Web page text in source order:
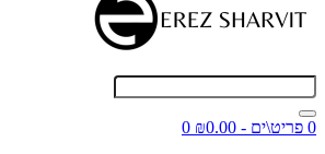
0 פריט\ים - ₪0.00
0